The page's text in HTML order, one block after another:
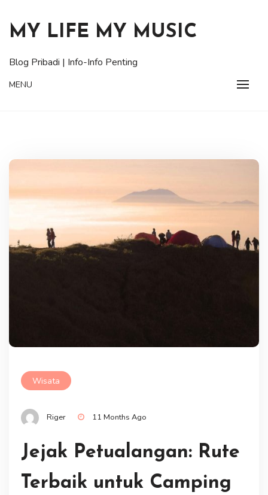
content
MY LIFE MY MUSIC
Blog Pribadi | Info-Info Penting
MENU
Wisata
Riger 11 Months Ago
Jejak Petualangan: Rute
Terbaik untuk Camping